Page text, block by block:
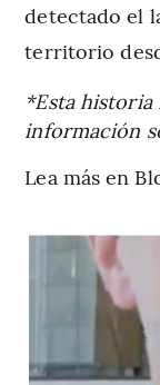
detectado el
territorio
*Esta historia
información
Lea más en